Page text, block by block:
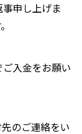
申し上げま
入金をお願い
のご連絡をい